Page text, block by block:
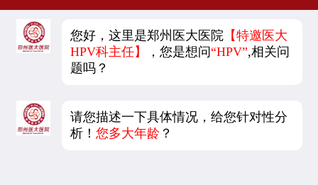
您好，这里是郑州医大医院 【特邀医大
HPV科主任】
，您是想问“HPV”,相关问
题吗？
请您描述一下具体情况，给您针对性分
析！您多大年龄 ？